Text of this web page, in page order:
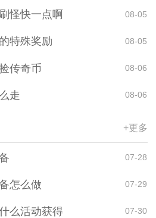
怪快一点啊 08-05
特殊奖励 08-05
传奇币 08-06
走 08-06
+更多
07-28
怎么做 07-29
么活动获得 07-30